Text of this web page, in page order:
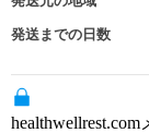
発送までの日数